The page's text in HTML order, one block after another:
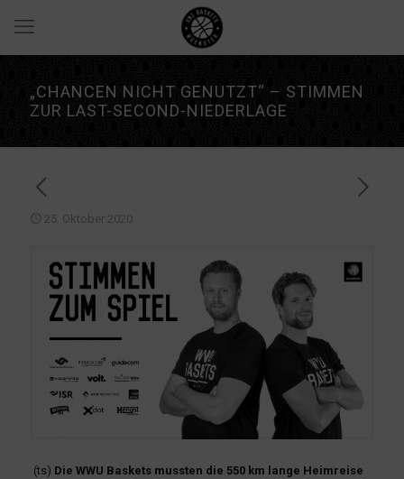
„CHANCEN NICHT GENUTZT“ – STIMMEN
ZUR LAST-SECOND-NIEDERLAGE
25. Oktober 2020
(ts) Die WWU Baskets mussten die 550 km lange Heimreise